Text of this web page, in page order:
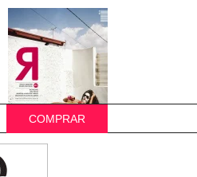
COMPRAR